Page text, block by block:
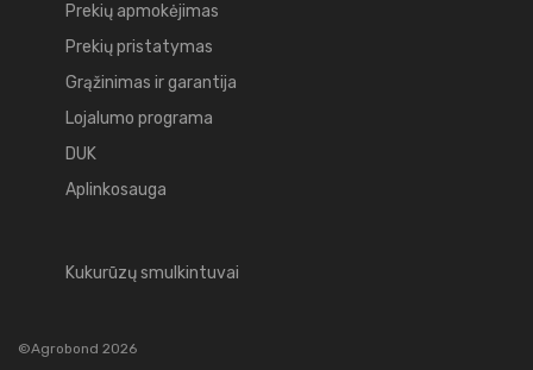
Prekių apmokėjimas
Prekių pristatymas
Grąžinimas ir garantija
Lojalumo programa
DUK
Aplinkosauga
Kukurūzų smulkintuvai
©Agrobond 2026